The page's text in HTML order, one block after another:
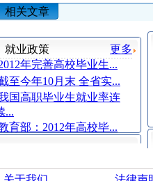
相关文章
就业政策
更多
年完善高校毕业生...
至今年10月末 全省实...
国高职毕业生就业率连
...
育部：2012年高校毕...